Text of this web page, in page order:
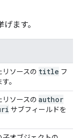
ます。
リソースの title フ
。
リソースの author
サブフィールドを